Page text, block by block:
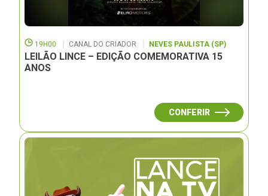
19H00 CANAL DO CRIADOR NEVES PAULISTA (SP)
LEILÃO LINCE – EDIÇÃO COMEMORATIVA 15
ANOS
CONFERIR